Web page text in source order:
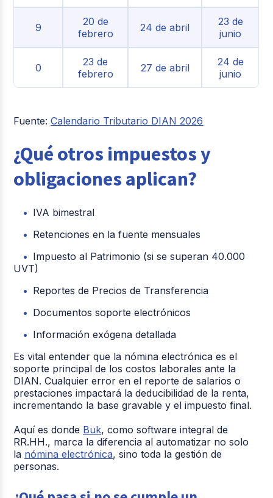
9
20 de
febrero
24 de abril
23 de
junio
0
23 de
febrero
27 de abril
24 de
junio
Fuente:Calendario Tributario DIAN 2026
¿Qué otros impuestos y
obligaciones aplican?
IVA bimestral
Retenciones en la fuente mensuales
Impuesto al Patrimonio (si se superan 40.000
UVT)
Reportes de Precios de Transferencia
Documentos soporte electrónicos
Información exógena detallada
Es vital entender que la nómina electrónica es el
soporte principal de los costos laborales ante la
DIAN. Cualquier error en el reporte de salarios o
prestaciones impactará la deducibilidad de la renta,
incrementando la base gravable y el impuesto final.
Aquí es donde Buk, como software integral de
RR.HH., marca la diferencia al automatizar no solo
la nómina electrónica, sino toda la gestión de
personas.